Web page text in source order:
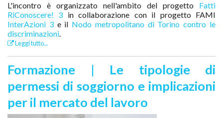
L'incontro è organizzato nell'ambito del progetto Fatti
RiConoscere! 3 in collaborazione con il progetto FAMI
InterAzioni 3e il Nodo metropolitano di Torino contro le
discriminazioni.
Leggi tutto...
Formazione | Le tipologie di
permessi di soggiorno e implicazioni
per il mercato del lavoro